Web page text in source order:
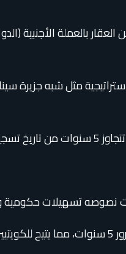
بالعملة الأجنبية
مثل شبه جزيرة